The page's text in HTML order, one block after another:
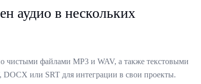
аудио в нескольких
чистыми файлами MP3 и WAV, а также текстовыми
или SRT для интеграции в свои проекты.